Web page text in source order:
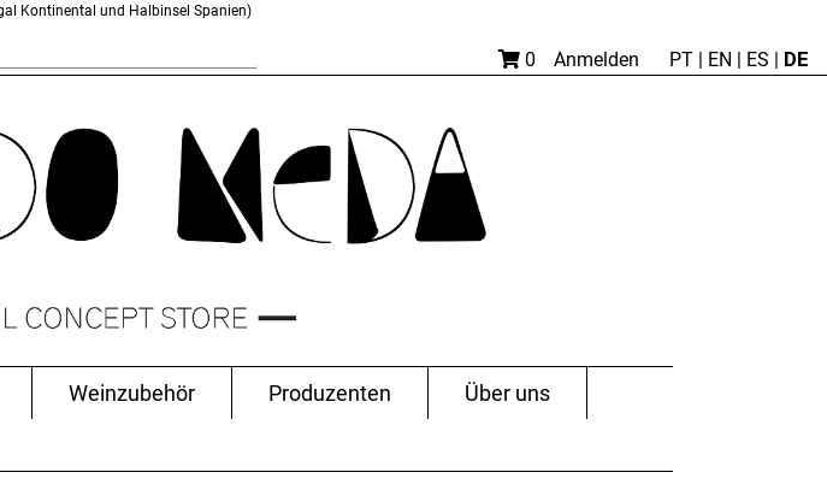
Kontinental und Halbinsel Spanien)
0 Anmelden PT | EN | ES | DE
Weinzubehör Produzenten Über uns